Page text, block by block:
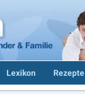
Lexikon Rezepte